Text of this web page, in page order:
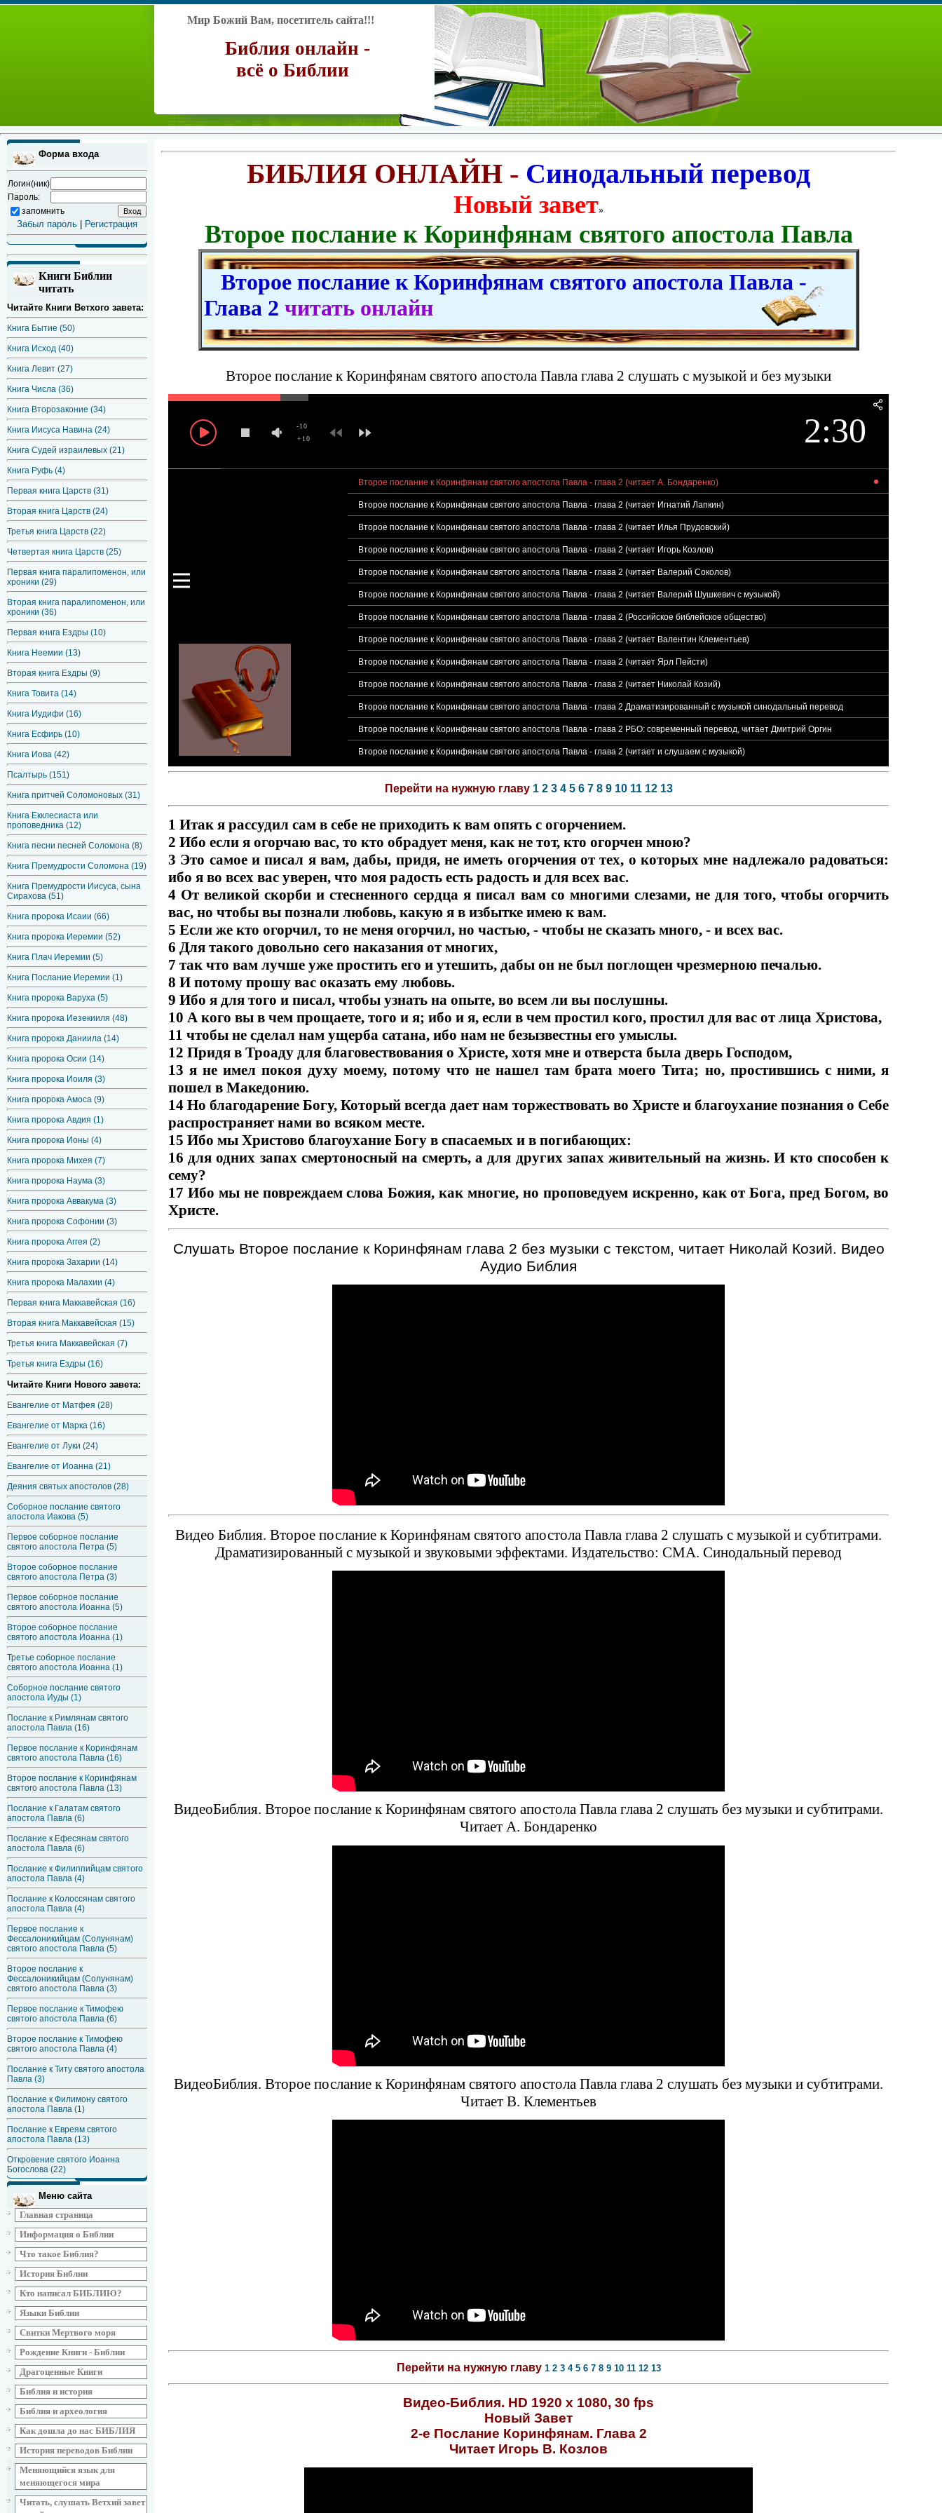
Мир Божий Вам, посетитель сайта!!!
Библия онлайн -
всё о Библии
Форма входа
Логин(ник)
Пароль:
запомнить
Забыл пароль Регистрация
Книги Библии
читать
Читайте Книги Ветхого завета:
Книга Бытие (50)
Книга Исход (40)
Книга Левит (27)
Книга Числа (36)
Книга Второзаконие (34)
Книга Иисуса Навина (24)
Книга Судей израилевых (21)
Книга Руфь (4)
Первая книга Царств (31)
Вторая книга Царств (24)
Третья книга Царств (22)
Четвертая книга Царств (25)
Первая книга паралипоменон, или
хроники (29)
Вторая книга паралипоменон, или
хроники (36)
Первая книга Ездры (10)
Книга Неемии (13)
Вторая книга Ездры (9)
Книга Товита (14)
Книга Иудифи (16)
Книга Есфирь (10)
Книга Иова (42)
Псалтырь (151)
Книга притчей Соломоновых (31)
Книга Екклесиаста или
проповедника (12)
Книга песни песней Соломона (8)
Книга Премудрости Соломона (19)
Книга Премудрости Иисуса, сына
Сирахова (51)
Книга пророка Исаии (66)
Книга пророка Иеремии (52)
Книга Плач Иеремии (5)
Книга Послание Иеремии (1)
Книга пророка Варуха (5)
Книга пророка Иезекииля (48)
Книга пророка Даниила (14)
Книга пророка Осии (14)
Книга пророка Иоиля (3)
Книга пророка Амоса (9)
Книга пророка Авдия (1)
Книга пророка Ионы (4)
Книга пророка Михея (7)
Книга пророка Наума (3)
Книга пророка Аввакума (3)
Книга пророка Софонии (3)
Книга пророка Аггея (2)
Книга пророка Захарии (14)
Книга пророка Малахии (4)
Первая книга Маккавейская (16)
Вторая книга Маккавейская (15)
Третья книга Маккавейская (7)
Третья книга Ездры (16)
Читайте Книги Нового завета:
Евангелие от Матфея (28)
Евангелие от Марка (16)
Евангелие от Луки (24)
Евангелие от Иоанна (21)
Деяния святых апостолов (28)
Соборное послание святого
апостола Иакова (5)
Первое соборное послание
святого апостола Петра (5)
Второе соборное послание
святого апостола Петра (3)
Первое соборное послание
святого апостола Иоанна (5)
Второе соборное послание
святого апостола Иоанна (1)
Третье соборное послание
святого апостола Иоанна (1)
Соборное послание святого
апостола Иуды (1)
Послание к Римлянам святого
апостола Павла (16)
Первое послание к Коринфянам
святого апостола Павла (16)
Второе послание к Коринфянам
святого апостола Павла (13)
Послание к Галатам святого
апостола Павла (6)
Послание к Ефесянам святого
апостола Павла (6)
Послание к Филиппийцам святого
апостола Павла (4)
Послание к Колоссянам святого
апостола Павла (4)
Первое послание к
Фессалоникийцам (Солунянам)
святого апостола Павла (5)
Второе послание к
Фессалоникийцам (Солунянам)
святого апостола Павла (3)
Первое послание к Тимофею
святого апостола Павла (6)
Второе послание к Тимофею
святого апостола Павла (4)
Послание к Титу святого апостола
Павла (3)
Послание к Филимону святого
апостола Павла (1)
Послание к Евреям святого
апостола Павла (13)
Откровение святого Иоанна
Богослова (22)
Меню сайта
Главная страница
Информация о Библии
Что такое Библия?
История Библии
Кто написал БИБЛИЮ?
Языки Библии
Свитки Мертвого моря
Рождение Книги - Библии
Драгоценные Книги
Библия и история
Библия и археология
Как дошла до нас БИБЛИЯ
История переводов Библии
Меняющийся язык для
меняющегося мира
Читать, слушать Ветхий завет
БИБЛИЯ ОНЛАЙН - Синодальный перевод
Новый завет»
Второе послание к Коринфянам святого апостола Павла
Второе послание к Коринфянам святого апостола Павла -
Глава 2 читать онлайн
Второе послание к Коринфянам святого апостола Павла глава 2 слушать с музыкой и без музыки
2:30
+10
-10
Второе послание к Коринфянам святого апостола Павла - глава 2 (читает А. Бондаренко)
Второе послание к Коринфянам святого апостола Павла - глава 2 (читает Игнатий Лапкин)
Второе послание к Коринфянам святого апостола Павла - глава 2 (читает Илья Прудовский)
Второе послание к Коринфянам святого апостола Павла - глава 2 (читает Игорь Козлов)
Второе послание к Коринфянам святого апостола Павла - глава 2 (читает Валерий Соколов)
Второе послание к Коринфянам святого апостола Павла - глава 2 (читает Валерий Шушкевич с музыкой)
Второе послание к Коринфянам святого апостола Павла - глава 2 (Российское библейское общество)
Второе послание к Коринфянам святого апостола Павла - глава 2 (читает Валентин Клементьев)
Второе послание к Коринфянам святого апостола Павла - глава 2 (читает Ярл Пейсти)
Второе послание к Коринфянам святого апостола Павла - глава 2 (читает Николай Козий)
Второе послание к Коринфянам святого апостола Павла - глава 2 Драматизированный с музыкой синодальный перевод
Второе послание к Коринфянам святого апостола Павла - глава 2 РБО: современный перевод, читает Дмитрий Оргин
Второе послание к Коринфянам святого апостола Павла - глава 2 (читает и слушаем с музыкой)
Перейти на нужную главу 1 2 3 4 5 6 7 8 9 10 11 12 13
1 Итак я рассудил сам в себе не приходить к вам опять с огорчением.
2 Ибо если я огорчаю вас, то кто обрадует меня, как не тот, кто огорчен мною?
3 Это самое и писал я вам, дабы, придя, не иметь огорчения от тех, о которых мне надлежало радоваться:
ибо я во всех вас уверен, что моя радость есть радость и для всех вас.
4 От великой скорби и стесненного сердца я писал вам со многими слезами, не для того, чтобы огорчить
вас, но чтобы вы познали любовь, какую я в избытке имею к вам.
5 Если же кто огорчил, то не меня огорчил, но частью, - чтобы не сказать много, - и всех вас.
6 Для такого довольно сего наказания от многих,
7 так что вам лучше уже простить его и утешить, дабы он не был поглощен чрезмерною печалью.
8 И потому прошу вас оказать ему любовь.
9 Ибо я для того и писал, чтобы узнать на опыте, во всем ли вы послушны.
10 А кого вы в чем прощаете, того и я; ибо и я, если в чем простил кого, простил для вас от лица Христова,
11 чтобы не сделал нам ущерба сатана, ибо нам не безызвестны его умыслы.
12 Придя в Троаду для благовествования о Христе, хотя мне и отверста была дверь Господом,
13 я не имел покоя духу моему, потому что не нашел там брата моего Тита; но, простившись с ними, я
пошел в Македонию.
14 Но благодарение Богу, Который всегда дает нам торжествовать во Христе и благоухание познания о Себе
распространяет нами во всяком месте.
15 Ибо мы Христово благоухание Богу в спасаемых и в погибающих:
16 для одних запах смертоносный на смерть, а для других запах живительный на жизнь. И кто способен к
сему?
17 Ибо мы не повреждаем слова Божия, как многие, но проповедуем искренно, как от Бога, пред Богом, во
Христе.
Слушать Второе послание к Коринфянам глава 2 без музыки с текстом, читает Николай Козий. Видео
Аудио Библия
Видео Библия. Второе послание к Коринфянам святого апостола Павла глава 2 слушать с музыкой и субтитрами.
Драматизированный с музыкой и звуковыми эффектами. Издательство: СМА. Синодальный перевод
ВидеоБиблия. Второе послание к Коринфянам святого апостола Павла глава 2 слушать без музыки и субтитрами.
Читает А. Бондаренко
ВидеоБиблия. Второе послание к Коринфянам святого апостола Павла глава 2 слушать без музыки и субтитрами.
Читает В. Клементьев
Перейти на нужную главу 1 2 3 4 5 6 7 8 9 10 11 12 13
Видео-Библия. HD 1920 х 1080, 30 fps
Новый Завет
2-е Послание Коринфянам. Глава 2
Читает Игорь В. Козлов